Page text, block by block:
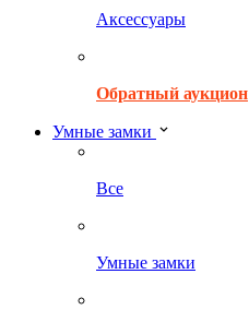
Аксессуары
Обратный аукцион
Умные замки
Все
Умные замки